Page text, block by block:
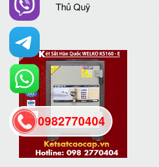
Thủ Quỹ
0982770404